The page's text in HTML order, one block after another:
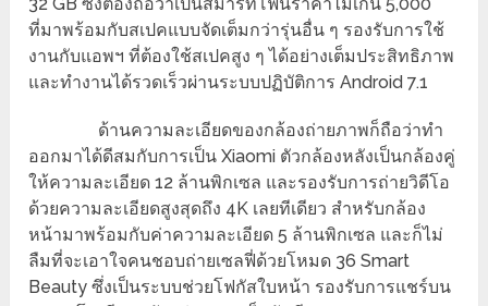
ที่มาพร้อมกับสเปคแบบจัดเต็มกว่ารุ่นอื่น ๆ รองรับการใช้
งานกับแอพฯ ที่ต้องใช้สเปคสูง ๆ ได้อย่างเต็มประสิทธิภาพ
และทำงานได้รวดเร็วผ่านระบบปฏิบัติการ Android 7.1
ด้านความละเอียดของกล้องถ่ายภาพก็ถือว่าทำ
ออกมาได้ดีสมกับการเป็น Xiaomi ตัวกล้องหลังเป็นกล้องคู่
ให้ความละเอียด 12 ล้านพิกเซล และรองรับการถ่ายวิดีโอ
ด้วยความละเอียดสูงสุดถึง 4K เลยทีเดียว สำหรับกล้อง
หน้ามาพร้อมกับค่าความละเอียด 5 ล้านพิกเซล และก็ไม่
ลืมที่จะเอาใจคนชอบถ่ายเซลฟี่ด้วยโหมด 36 Smart
Beauty ซึ่งเป็นระบบช่วยโฟกัสใบหน้า รองรับการแชร์บน